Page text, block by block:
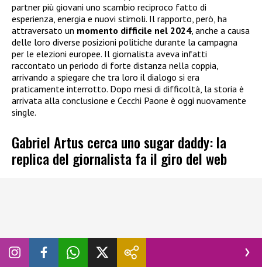
partner più giovani uno scambio reciproco fatto di
esperienza, energia e nuovi stimoli. Il rapporto, però, ha
attraversato un momento difficile nel 2024, anche a causa
delle loro diverse posizioni politiche durante la campagna
per le elezioni europee. Il giornalista aveva infatti
raccontato un periodo di forte distanza nella coppia,
arrivando a spiegare che tra loro il dialogo si era
praticamente interrotto. Dopo mesi di difficoltà, la storia è
arrivata alla conclusione e Cecchi Paone è oggi nuovamente
single.
Gabriel Artus cerca uno sugar daddy: la
replica del giornalista fa il giro del web